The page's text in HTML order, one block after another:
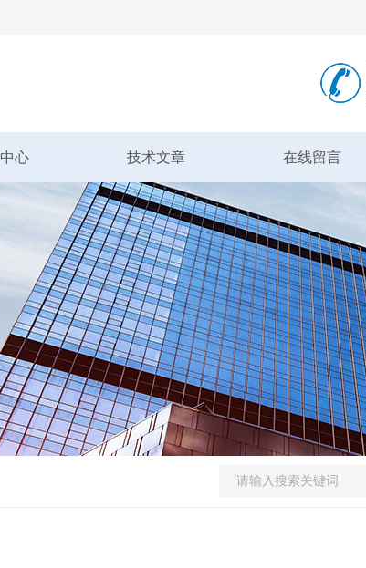
心 技术文章 在线留言